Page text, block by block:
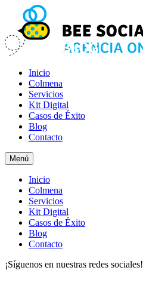
Inicio
Colmena
Servicios
Kit Digital
Casos de Éxito
Blog
Contacto
Menú
Inicio
Colmena
Servicios
Kit Digital
Casos de Éxito
Blog
Contacto
¡Síguenos en nuestras redes sociales!